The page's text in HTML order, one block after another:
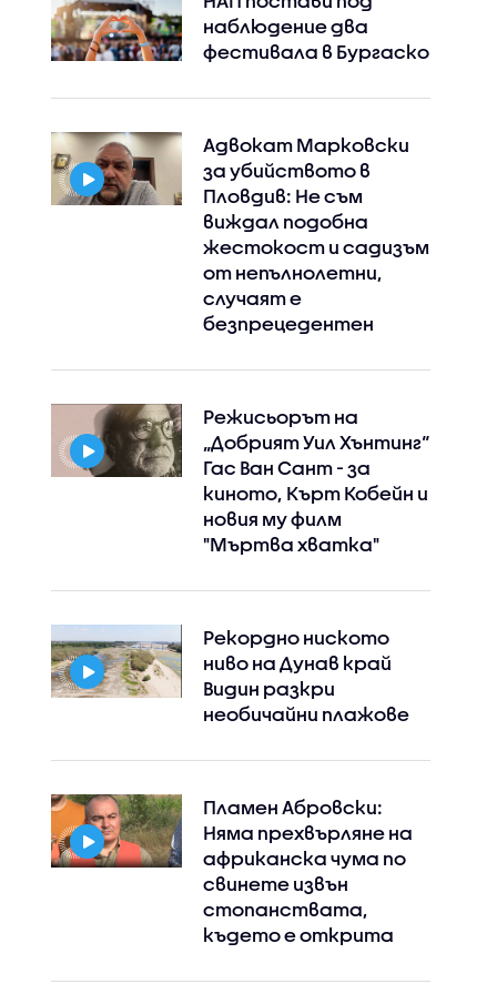
наблюдение два
фестивала в Бургаско
Адвокат Марковски
за убийството в
Пловдив: Не съм
виждал подобна
жестокост и садизъм
от непълнолетни,
случаят е
безпрецедентен
Режисьорът на
„Добрият Уил Хънтинг“
Гас Ван Сант - за
киното, Кърт Кобейн и
новия му филм
"Мъртва хватка"
Рекордно ниското
ниво на Дунав край
Видин разкри
необичайни плажове
Пламен Абровски:
Няма прехвърляне на
африканска чума по
свинете извън
стопанствата,
където е открита